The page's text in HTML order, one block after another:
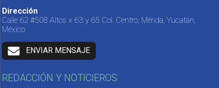
Dirección
Calle 62 #508 Altos x 63 y 65 Col. Centro, Mérida, Yucatán,
México.
ENVIAR MENSAJE
REDACCIÓN Y NOTICIEROS